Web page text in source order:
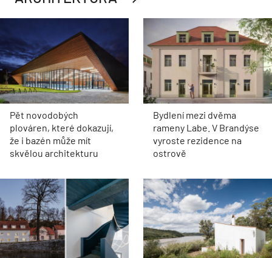
Pět novodobých
plováren, které dokazují,
že i bazén může mít
skvělou architekturu
Bydlení mezi dvěma
rameny Labe. V Brandýse
vyroste rezidence na
ostrově